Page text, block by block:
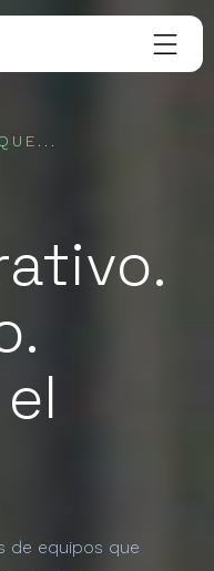
de equipos que